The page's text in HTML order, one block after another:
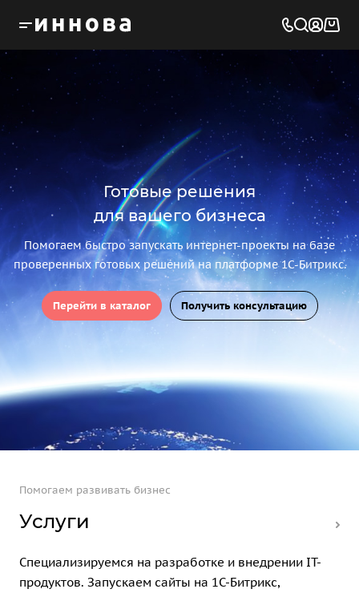
Готовые решения
для вашего бизнеса
Помогаем быстро запускать интернет-проекты на базе
проверенных готовых решений на платформе 1С-Битрикс.
Перейти в каталог Получить консультацию
Помогаем развивать бизнес
Услуги
Специализируемся на разработке и внедрении IT-
продуктов. Запускаем сайты на 1С-Битрикс,